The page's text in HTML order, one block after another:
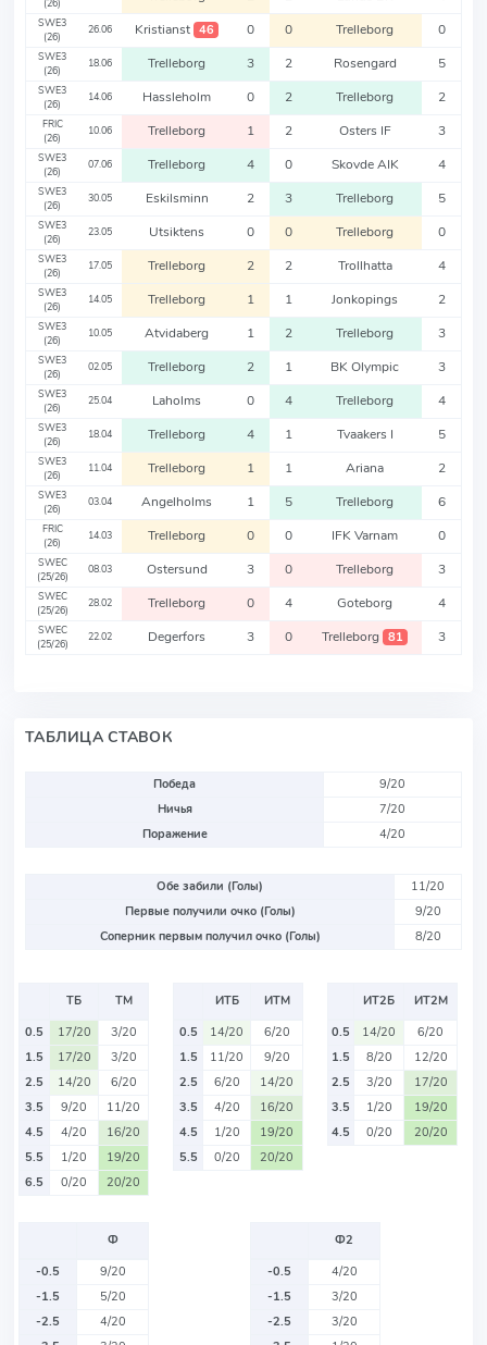
(26)
SWE3
(26)
26.06 Kristianst 46 0 0 Trelleborg 0
SWE3
(26)
18.06 Trelleborg 3 2 Rosengard 5
SWE3
(26)
14.06 Hassleholm 0 2 Trelleborg 2
FRIC
(26)
10.06 Trelleborg 1 2 Osters IF 3
SWE3
(26)
07.06 Trelleborg 4 0 Skovde AIK 4
SWE3
(26)
30.05 Eskilsminn 2 3 Trelleborg 5
SWE3
(26)
23.05 Utsiktens 0 0 Trelleborg 0
SWE3
(26)
17.05 Trelleborg 2 2 Trollhatta 4
SWE3
(26)
14.05 Trelleborg 1 1 Jonkopings 2
SWE3
(26)
10.05 Atvidaberg 1 2 Trelleborg 3
SWE3
(26)
02.05 Trelleborg 2 1 BK Olympic 3
SWE3
(26)
25.04 Laholms 0 4 Trelleborg 4
SWE3
(26)
18.04 Trelleborg 4 1 Tvaakers I 5
SWE3
(26)
11.04 Trelleborg 1 1 Ariana 2
SWE3
(26)
03.04 Angelholms 1 5 Trelleborg 6
FRIC
(26)
14.03 Trelleborg 0 0 IFK Varnam 0
SWEC
(25/26)
08.03 Ostersund 3 0 Trelleborg 3
SWEC
(25/26)
28.02 Trelleborg 0 4 Goteborg 4
SWEC
(25/26)
22.02 Degerfors 3 0 Trelleborg 81 3
ТАБЛИЦА СТАВОК
Победа
9/20
Ничья
7/20
Поражение
4/20
Обе забили (Голы)
11/20
Первые получили очко (Голы)
9/20
Соперник первым получил очко (Голы)
8/20
ТБ
ТМ
0.5
17/20
3/20
1.5
17/20
3/20
2.5
14/20
6/20
3.5
9/20
11/20
4.5
4/20
16/20
5.5
1/20
19/20
6.5
0/20 20/20
ИТБ
ИТМ
0.5
14/20
6/20
1.5
11/20
9/20
2.5
6/20
14/20
3.5
4/20
16/20
4.5
1/20
19/20
5.5
0/20 20/20
ИТ2Б
ИТ2М
0.5
14/20
6/20
1.5
8/20
12/20
2.5
3/20
17/20
3.5
1/20
19/20
4.5
0/20 20/20
Ф
-0.5
9/20
-1.5
5/20
-2.5
4/20
Ф2
-0.5
4/20
-1.5
3/20
-2.5
3/20